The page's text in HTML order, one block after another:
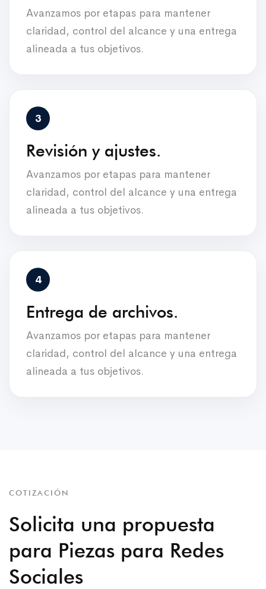
Avanzamos por etapas para mantener
claridad, control del alcance y una entrega
alineada a tus objetivos.
Revisión y ajustes.
Avanzamos por etapas para mantener
claridad, control del alcance y una entrega
alineada a tus objetivos.
Entrega de archivos.
Avanzamos por etapas para mantener
claridad, control del alcance y una entrega
alineada a tus objetivos.
COTIZACIÓN
Solicita una propuesta
para Piezas para Redes
Sociales